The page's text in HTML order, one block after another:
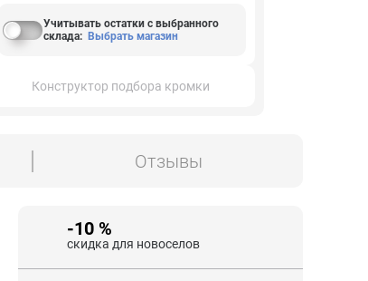
Учитывать остатки с выбранного
склада: Выбрать магазин
Конструктор подбора кромки
Отзывы
-10 %
скидка для новоселов